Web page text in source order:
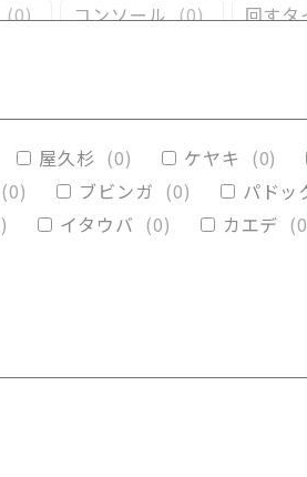
(0) コンソール (0) 回すタ
楠木 (0)
屋久杉 (0) ケヤキ (0)
(0) ブビンガ (0) パドッ
) イタウバ (0) カエデ (0